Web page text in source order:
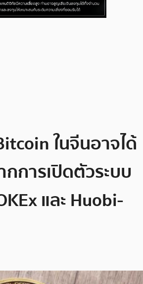
ในจีนอาจได้
กการเปิดตัวระบบ
และ Huobi-